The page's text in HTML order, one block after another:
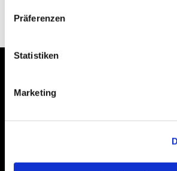
Präferenzen
Statistiken
Marketing